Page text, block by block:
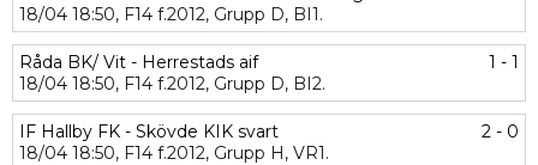
18/04 18:50, F14 f.2012, Grupp D, BI1.
Råda BK/ Vit - Herrestads aif
1 - 1
18/04 18:50, F14 f.2012, Grupp D, BI2.
IF Hallby FK - Skövde KIK svart
2 - 0
18/04 18:50, F14 f.2012, Grupp H, VR1.